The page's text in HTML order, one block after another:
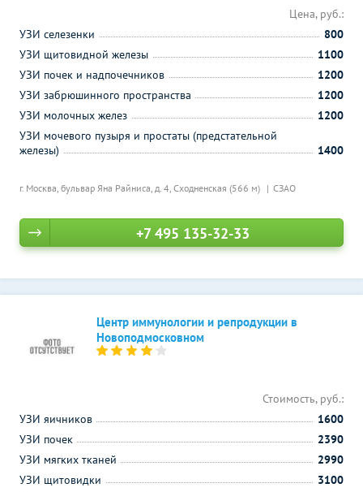
г. Москва, бульвар Яна Райниса, д. 4, Сходненская (566 м) СЗАО
Цена, руб.:
УЗИ селезенки
800
УЗИ щитовидной железы
1100
УЗИ почек и надпочечников
1200
УЗИ забрюшинного пространства
1200
УЗИ молочных желез
1200
УЗИ мочевого пузыря и простаты (предстательной
железы)
1400
+7 495 135-32-33
Центр иммунологии и репродукции в
Новоподмосковном
Стоимость, руб.:
УЗИ яичников
1600
УЗИ почек
2390
УЗИ мягких тканей
2990
УЗИ щитовидки
3100